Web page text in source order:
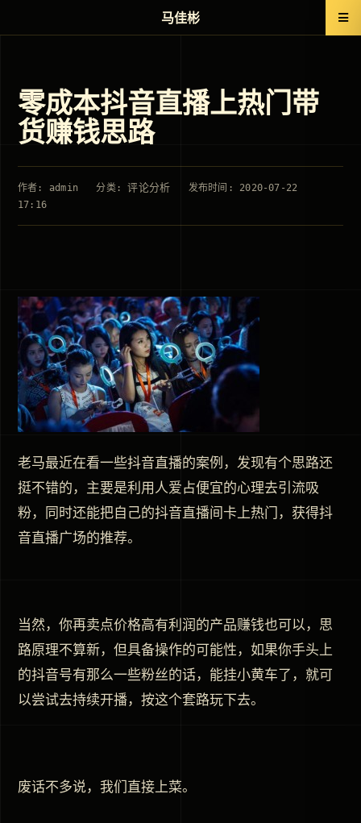
零成本抖音直播上热门带
货赚钱思路
作者: admin 分类:评论分析
发布时间: 2020-07-22
17:16
老马最近在看一些抖音直播的案例，发现有个思路还
挺不错的，主要是利用人爱占便宜的心理去引流吸
粉，同时还能把自己的抖音直播间卡上热门，获得抖
音直播广场的推荐。
当然，你再卖点价格高有利润的产品赚钱也可以，思
路原理不算新，但具备操作的可能性，如果你手头上
的抖音号有那么一些粉丝的话，能挂小黄车了，就可
以尝试去持续开播，按这个套路玩下去。
废话不多说，我们直接上菜。
马佳彬